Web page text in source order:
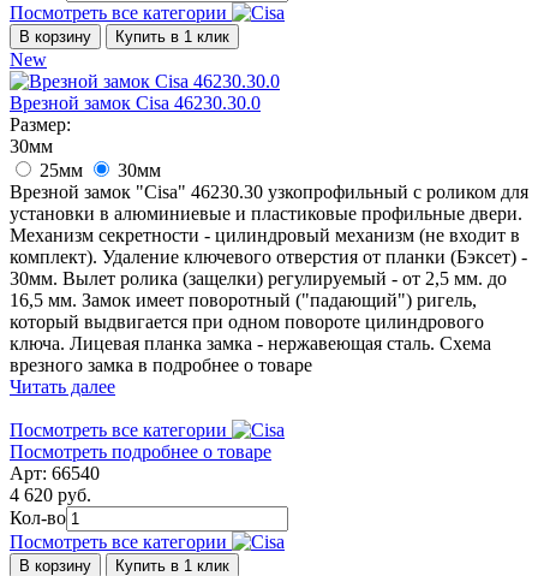
Посмотреть все категории
В корзину Купить в 1 клик
New
Врезной замок Cisa 46230.30.0
Размер:
30мм
25мм
30мм
Врезной замок "Cisa" 46230.30 узкопрофильный с роликом для
установки в алюминиевые и пластиковые профильные двери.
Механизм секретности - цилиндровый механизм (не входит в
комплект). Удаление ключевого отверстия от планки (Бэксет) -
30мм. Вылет ролика (защелки) регулируемый - от 2,5 мм. до
16,5 мм. Замок имеет поворотный ("падающий") ригель,
который выдвигается при одном повороте цилиндрового
ключа. Лицевая планка замка - нержавеющая сталь. Схема
врезного замка в подробнее о товаре
Читать далее
Посмотреть все категории
Посмотреть подробнее о товаре
Арт: 66540
4 620 руб.
Кол-во
Посмотреть все категории
В корзину Купить в 1 клик